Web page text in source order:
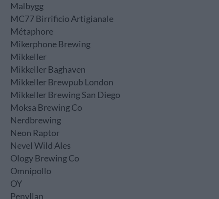
Malbygg
MC77 Birrificio Artigianale
Métaphore
Mikerphone Brewing
Mikkeller
Mikkeller Baghaven
Mikkeller Brewpub London
Mikkeller Brewing San Diego
Moksa Brewing Co
Nerdbrewing
Neon Raptor
Nevel Wild Ales
Ology Brewing Co
Omnipollo
OY
Penyllan